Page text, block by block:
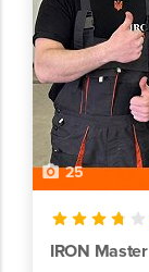
25
IRON Master